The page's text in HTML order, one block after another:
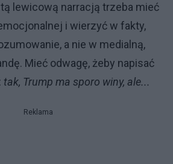
lewicową narracją trzeba mieć
i wierzyć w fakty,
a nie w medialną,
Mieć odwagę, żeby napisać
tak, Trump ma sporo winy, ale...
Reklama